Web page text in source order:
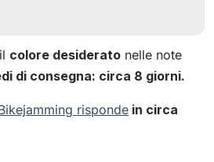
colore desiderato nelle note
di consegna: circa 8 giorni.
risponde in circa